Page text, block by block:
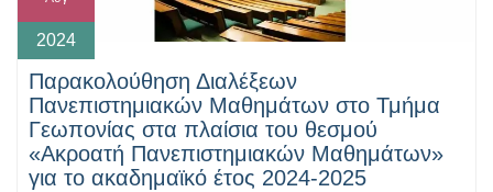
2024
Παρακολούθηση Διαλέξεων
Πανεπιστημιακών Μαθημάτων στο Τμήμα
Γεωπονίας στα πλαίσια του θεσμού
«Ακροατή Πανεπιστημιακών Μαθημάτων»
για το ακαδημαϊκό έτος 2024-2025